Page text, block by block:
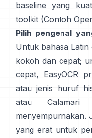
baseline yang
toolkit (Contoh
Pilih pengenal
Untuk bahasa Latin
kokoh dan cepat;
cepat, EasyOCR
atau jenis huruf
atau
Calamari
menyempurnakan.
yang erat untuk